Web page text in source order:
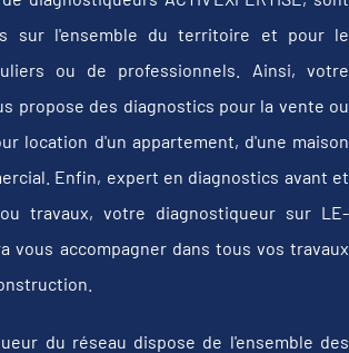
sur l'ensemble du territoire et pour le
ou de professionnels. Ainsi, votre
propose des diagnostics pour la vente ou
location d'un appartement, d'une maison
Enfin, expert en diagnostics avant et
travaux, votre diagnostiqueur sur LE-
vous accompagner dans tous vos travaux
du réseau dispose de l'ensemble des